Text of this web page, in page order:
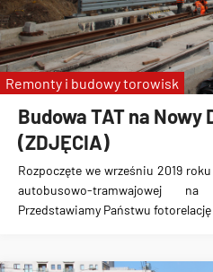
Budowa TAT na Nowy
(ZDJĘCIA)
Rozpoczęte we wrześniu 2019
autobusowo-tramwajowej
Przedstawiamy Państwu
Remonty i budowy torowisk